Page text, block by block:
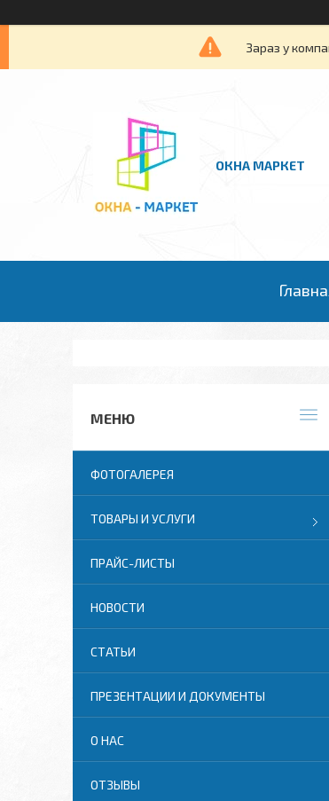
Зараз у
ОКНА МАРКЕТ
ФОТОГАЛЕРЕЯ
ТОВАРЫ И УСЛУГИ
ПРАЙС-ЛИСТЫ
НОВОСТИ
СТАТЬИ
ПРЕЗЕНТАЦИИ И ДОКУМЕНТЫ
О НАС
ОТЗЫВЫ